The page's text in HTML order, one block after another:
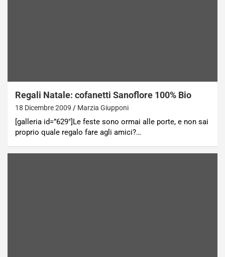
Regali Natale: cofanetti Sanoflore 100% Bio
18 Dicembre 2009 Marzia Giupponi
[galleria id=”629″]Le feste sono ormai alle porte, e non sai
proprio quale regalo fare agli amici?…